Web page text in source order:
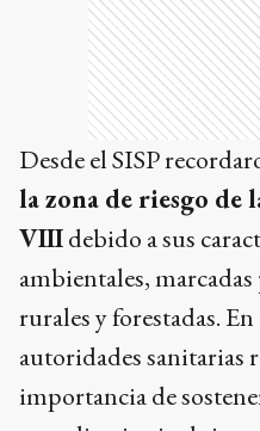
Desde el SISP
la zona de riesgo de
VIIIdebido a sus
ambientales, marcadas
rurales y forestadas. En
autoridades sanitarias
importancia de